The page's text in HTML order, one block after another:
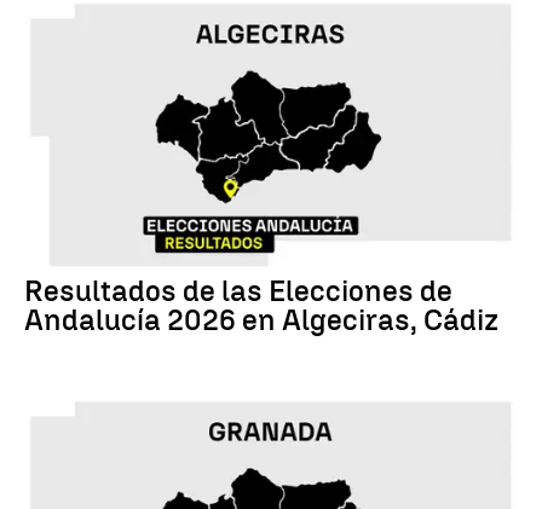
Resultados de las Elecciones de
Andalucía 2026 en Algeciras, Cádiz